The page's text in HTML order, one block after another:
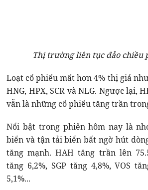
Thị trường liên tục đảo chiều
Loạt cổ phiếu mất hơn 4% thị giá như
HNG, HPX, SCR và NLG. Ngược lại,
vẫn là những cổ phiếu tăng trần
Nổi bật trong phiên hôm nay là
biển và tận tải biển bất ngờ hút
tăng mạnh. HAH tăng trần lên
tăng 6,2%, SGP tăng 4,8%, VOS
5,1%...